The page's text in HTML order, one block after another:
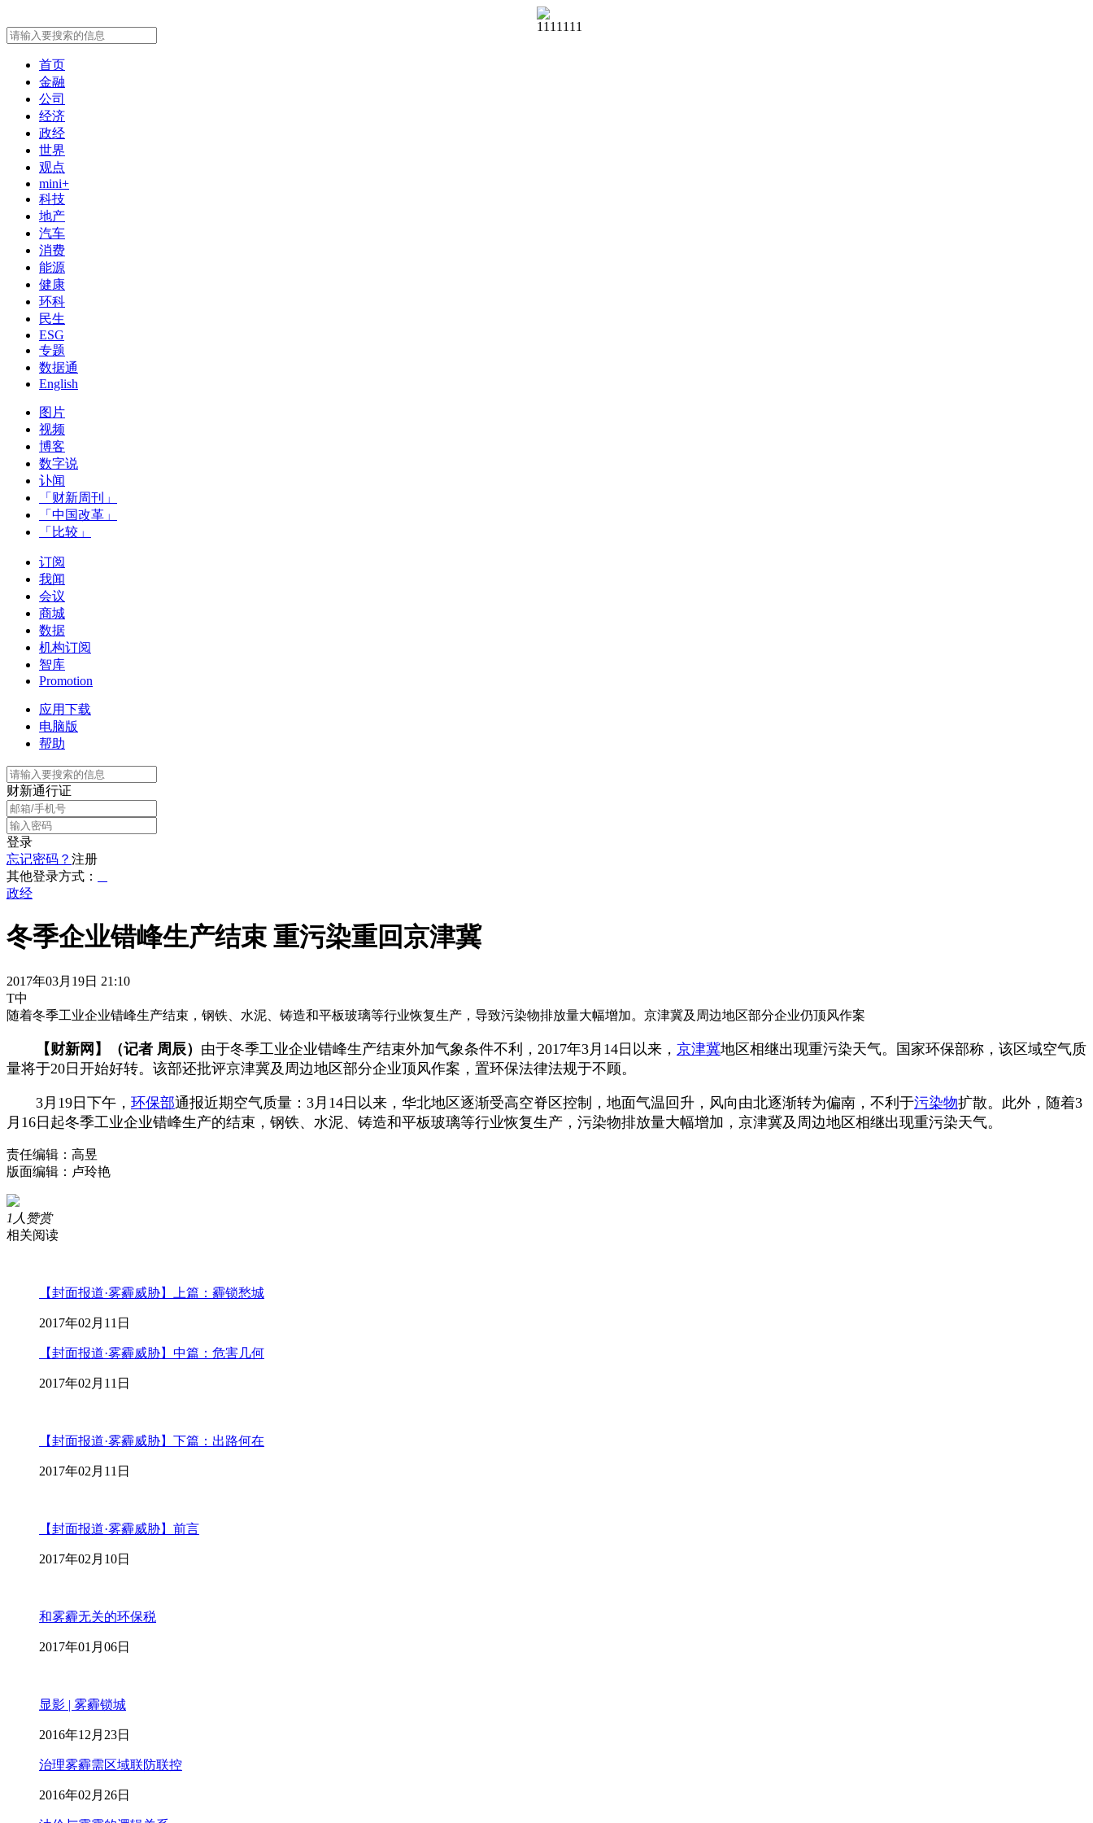
首页
金融
公司
经济
政经
世界
观点
mini+
科技
地产
汽车
消费
能源
健康
环科
民生
ESG
专题
数据通
English
图片
视频
博客
数字说
讣闻
「财新周刊」
「中国改革」
「比较」
订阅
我闻
会议
商城
数据
机构订阅
智库
Promotion
应用下载
电脑版
帮助
财新通行证
登录
忘记密码？ 注册
其他登录方式：
政经
冬季企业错峰生产结束 重污染重回京津冀
2017年03月19日 21:10
T中
随着冬季工业企业错峰生产结束，钢铁、水泥、铸造和平板玻璃等行业恢复生产，导致污染物排放量大幅增加。京津冀及周边地区部分企业仍顶风作案
【财新网】（记者 周辰） 由于冬季工业企业错峰生产结束外加气象条件不利，2017年3月14日以来， 京津冀地区相继出现重污染天气。国家环保部称，该区域空气质
量将于20日开始好转。该部还批评京津冀及周边地区部分企业顶风作案，置环保法律法规于不顾。
3月19日下午， 环保部通报近期空气质量：3月14日以来，华北地区逐渐受高空脊区控制，地面气温回升，风向由北逐渐转为偏南，不利于污染物扩散。此外，随着3
月16日起冬季工业企业错峰生产的结束，钢铁、水泥、铸造和平板玻璃等行业恢复生产，污染物排放量大幅增加，京津冀及周边地区相继出现重污染天气。
责任编辑：高昱
版面编辑：卢玲艳
1 人赞赏
相关阅读
【封面报道·雾霾威胁】上篇：霾锁愁城
2017年02月11日
【封面报道·雾霾威胁】中篇：危害几何
2017年02月11日
【封面报道·雾霾威胁】下篇：出路何在
2017年02月11日
【封面报道·雾霾威胁】前言
2017年02月10日
和雾霾无关的环保税
2017年01月06日
显影 | 雾霾锁城
2016年12月23日
治理雾霾需区域联防联控
2016年02月26日